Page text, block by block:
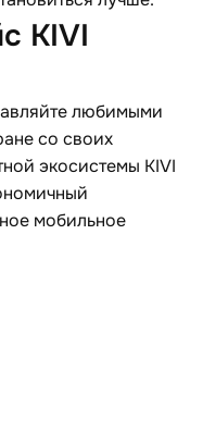
KIVI
любимыми
со своих
экосистемы KIVI
мобильное